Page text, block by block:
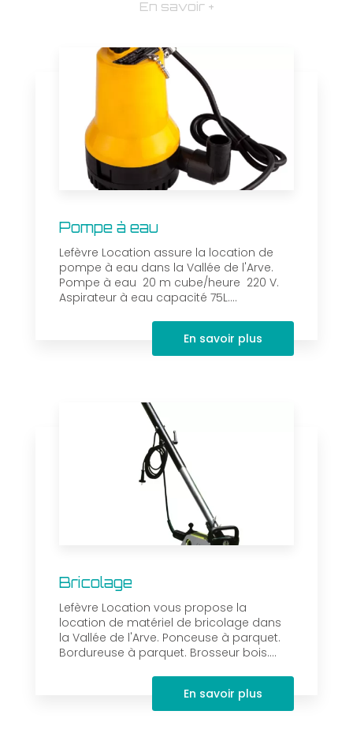
En savoir +
Pompe à eau
Lefèvre Location assure la location de
pompe à eau dans la Vallée de l'Arve.
Pompe à eau 20 m cube/heure 220 V.
Aspirateur à eau capacité 75L....
En savoir plus
Bricolage
Lefèvre Location vous propose la
location de matériel de bricolage dans
la Vallée de l'Arve. Ponceuse à parquet.
Bordureuse à parquet. Brosseur bois....
En savoir plus